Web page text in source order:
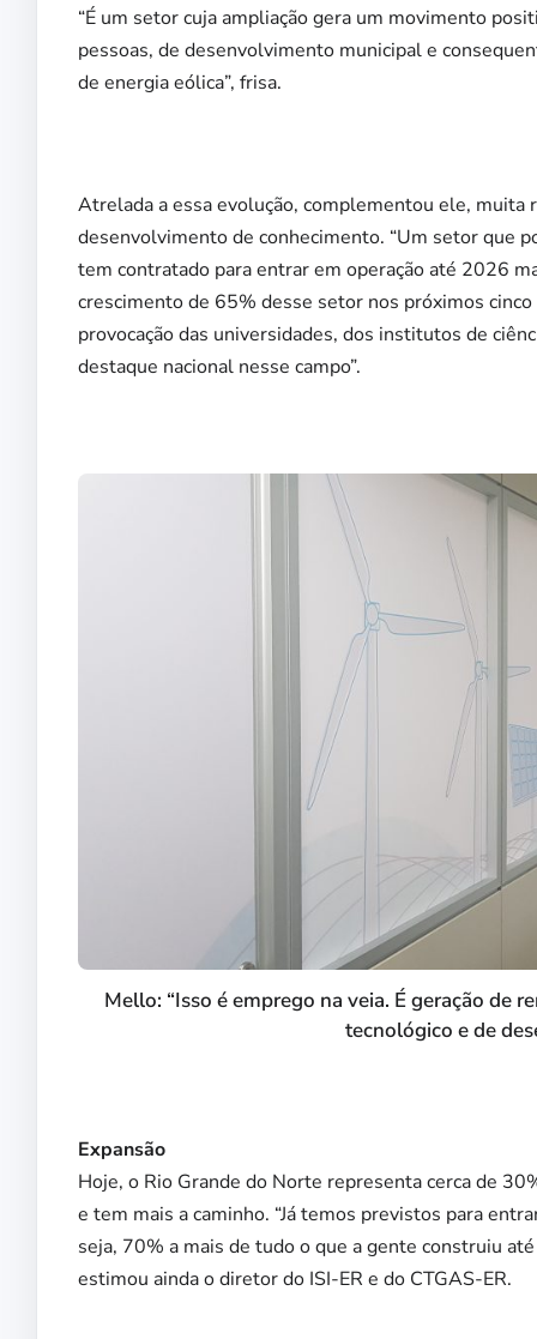
“É um setor cuja ampliação gera um movimento
pessoas, de desenvolvimento municipal e
de energia eólica”, frisa.
Atrelada a essa evolução, complementou ele,
desenvolvimento de conhecimento. “Um setor que
tem contratado para entrar em operação até 2026
crescimento de 65% desse setor nos próximos
provocação das universidades, dos institutos de
destaque nacional nesse campo”.
Mello: “Isso é emprego na veia. É geração de
tecnológico e de
Expansão
Hoje, o Rio Grande do Norte representa cerca de
e tem mais a caminho. “Já temos previstos para
seja, 70% a mais de tudo o que a gente construiu
estimou ainda o diretor do ISI-ER e do CTGAS-ER.